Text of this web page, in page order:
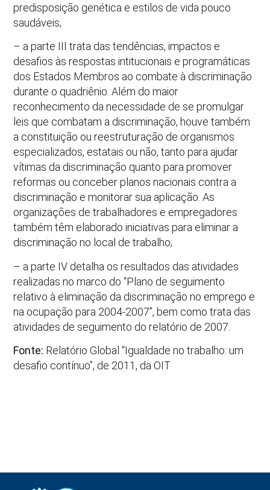
predisposição genética e estilos de vida pouco
saudáveis;
– a parte III trata das tendências, impactos e
desafios às respostas intitucionais e programáticas
dos Estados Membros ao combate à discriminação
durante o quadriênio. Além do maior
reconhecimento da necessidade de se promulgar
leis que combatam a discriminação, houve também
a constituição ou reestruturação de organismos
especializados, estatais ou não, tanto para ajudar
vítimas da discriminação quanto para promover
reformas ou conceber planos nacionais contra a
discriminação e monitorar sua aplicação. As
organizações de trabalhadores e empregadores
também têm elaborado iniciativas para eliminar a
discriminação no local de trabalho;
– a parte IV detalha os resultados das atividades
realizadas no marco do “Plano de seguimento
relativo à eliminação da discriminação no emprego e
na ocupação para 2004-2007”, bem como trata das
atividades de seguimento do relatório de 2007.
Fonte: Relatório Global “Igualdade no trabalho: um
desafio contínuo”, de 2011, da OIT